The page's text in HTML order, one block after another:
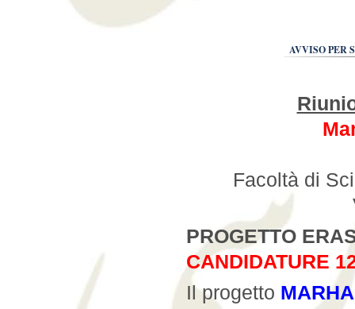
AVVISO PER
Facoltà di
PROGETTO
CANDIDATURE
Il progetto